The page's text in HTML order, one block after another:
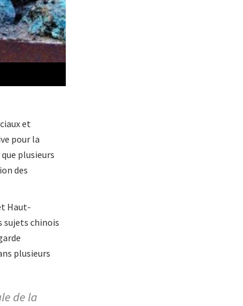
et
pour la
plusieurs
des
Haut-
sujets chinois
plusieurs
de la